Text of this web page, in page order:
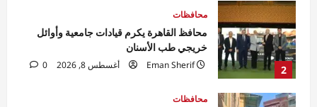
3
محافظ الدقهلية يتابع انتظام سير العمل بمخبز
المحافظة الكبير ومنافذ بيع الخبز المدعم بكافة
المراكز
Eman Sherif
أغسطس 8, 2026 0
مقالات